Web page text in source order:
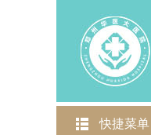
快捷菜单